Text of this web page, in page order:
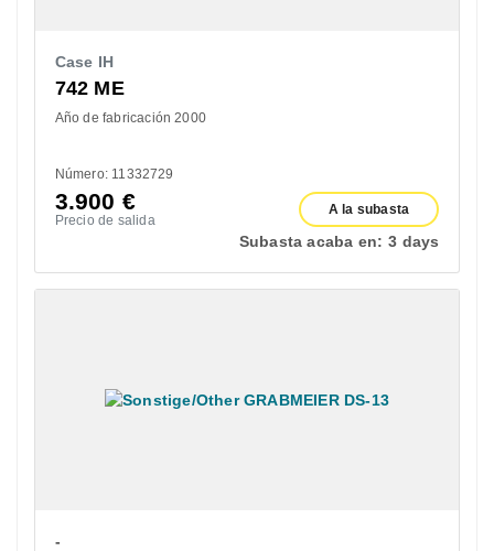
Case IH
742 ME
Año de fabricación 2000
Número: 11332729
3.900 €
Precio de salida
A la subasta
Subasta acaba en: 3 days
-